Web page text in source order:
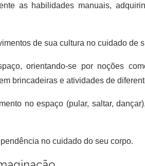
as habilidades manuais,
de sua cultura no cuidado de
orientando-se por noções
brincadeiras e atividades de
no espaço (pular, saltar,
no cuidado do seu corpo.